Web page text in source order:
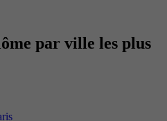
par ville les plus